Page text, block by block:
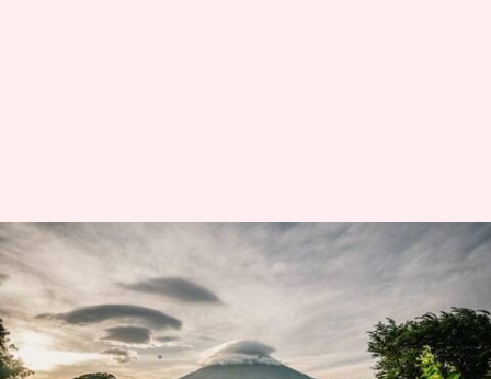
ニカラグアの高地を探検しよ
う：魅力的な山の隠れ家が待っ
ている
著者 Keito Komeda Jun 02, 2026 01:22 pm